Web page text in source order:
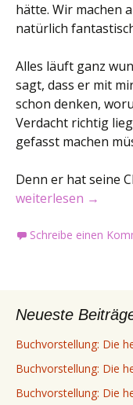
hätte. Wir machen
natürlich
Alles läuft ganz
sagt, dass er mit
schon denken,
Verdacht richtig
gefasst machen
Denn er hat seine
Buchvorstellung:
weiterlesen →
Schreibe einen
Neueste
Buchvorstellung: Die
Buchvorstellung: Die
Buchvorstellung: Die